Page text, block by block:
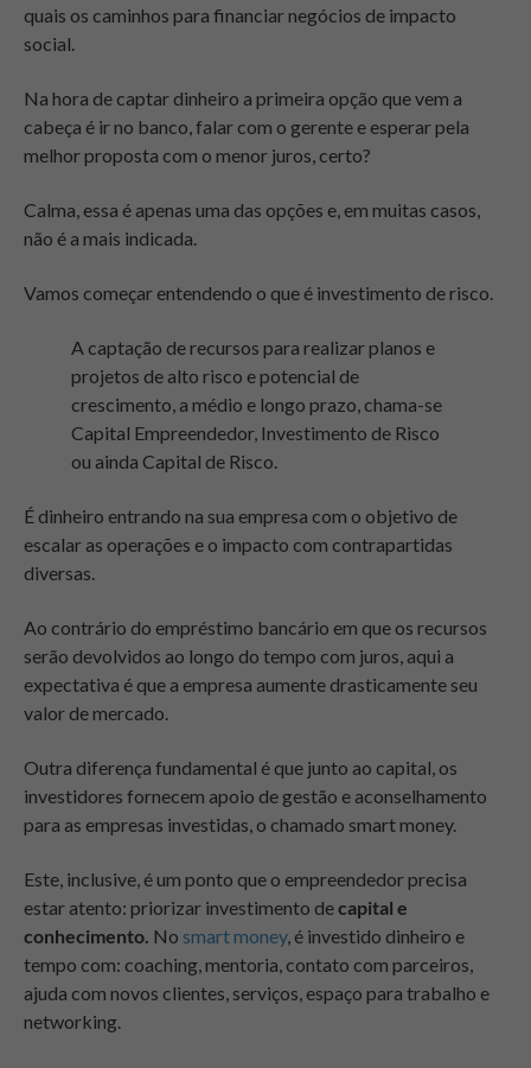
quais os caminhos para financiar negócios de impacto
social.
Na hora de captar dinheiro a primeira opção que vem a
cabeça é ir no banco, falar com o gerente e esperar pela
melhor proposta com o menor juros, certo?
Calma, essa é apenas uma das opções e, em muitas casos,
não é a mais indicada.
Vamos começar entendendo o que é investimento de risco.
A captação de recursos para realizar planos e
projetos de alto risco e potencial de
crescimento, a médio e longo prazo, chama-se
Capital Empreendedor, Investimento de Risco
ou ainda Capital de Risco.
É dinheiro entrando na sua empresa com o objetivo de
escalar as operações e o impacto com contrapartidas
diversas.
Ao contrário do empréstimo bancário em que os recursos
serão devolvidos ao longo do tempo com juros, aqui a
expectativa é que a empresa aumente drasticamente seu
valor de mercado.
Outra diferença fundamental é que junto ao capital, os
investidores fornecem apoio de gestão e aconselhamento
para as empresas investidas, o chamado smart money.
Este, inclusive, é um ponto que o empreendedor precisa
estar atento: priorizar investimento decapital e
conhecimento. No smart money, é investido dinheiro e
tempo com: coaching, mentoria, contato com parceiros,
ajuda com novos clientes, serviços, espaço para trabalho e
networking.